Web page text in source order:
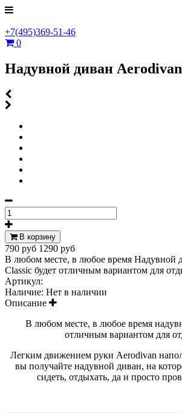
+7(495)369-51-46
0
Надувной диван
В корзину
790 руб 1290 руб
В любом месте, в любое время Надувной
Сlassic будет отличным вариантом для
Артикул:
Наличие: Нет в наличии
Описание
В любом месте, в любое время
отличным вариантом для
Легким движением руки Aerodivan
вы получайте надувной диван, на
сидеть, отдыхать, да и просто